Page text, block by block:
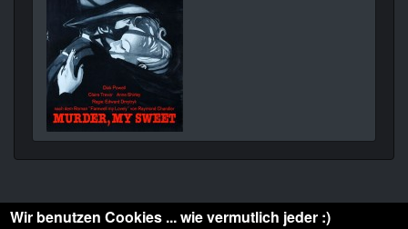
Wir benutzen Cookies ... wie vermutlich jeder :)